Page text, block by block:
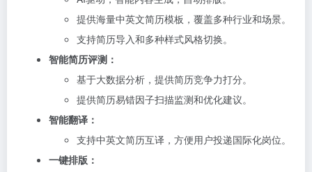
提供海量中英文简历模板，覆盖多种行业和场景。
支持简历导入和多种样式风格切换。
智能简历评测：
基于大数据分析，提供简历竞争力打分。
提供简历易错因子扫描监测和优化建议。
智能翻译：
支持中英文简历互译，方便用户投递国际化岗位。
一键排版：